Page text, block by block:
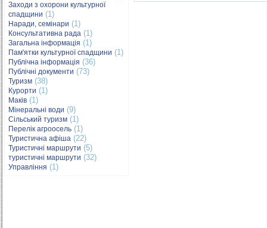
Заходи з охорони культурної
спадщини (1)
Наради, семінари (1)
Консультативна рада (1)
Загальна інформація (1)
Пам'ятки культурної спадщини (1)
Публічна інформація (36)
Публічні документи (73)
Туризм (38)
Курорти (1)
Маків (1)
Мінеральні води (9)
Сільський туризм (1)
Перелік агроосель (1)
Туристична афіша (22)
Туристичні маршрути (5)
туристичні маршрути (32)
Управління (1)